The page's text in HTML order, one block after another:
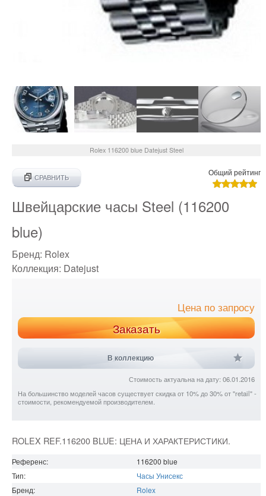
Rolex 116200 blue Datejust Steel
СРАВНИТЬ
Общий рейтинг
Швейцарские часы Steel (116200
blue)
Бренд: Rolex
Коллекция: Datejust
Цена по запросу
Заказать
В коллекцию
Стоимость актуальна на дату: 06.01.2016
На большинство моделей часов существует скидка от 10% до 30% от "retail" -
стоимости, рекомендуемой производителем.
ROLEX REF.116200 BLUE: ЦЕНА И ХАРАКТЕРИСТИКИ.
Референс:
116200 blue
Тип:
Часы Унисекс
Бренд:
Rolex